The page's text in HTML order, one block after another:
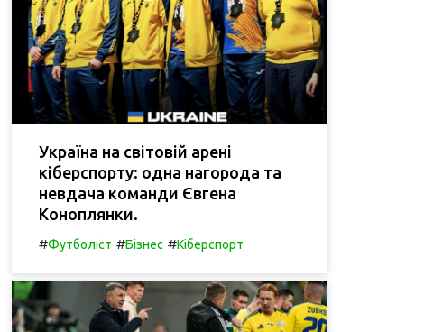
Україна на світовій арені
кіберспорту: одна нагорода та
невдача команди Євгена
Коноплянки.
#Футболіст #Бізнес #Кіберспорт